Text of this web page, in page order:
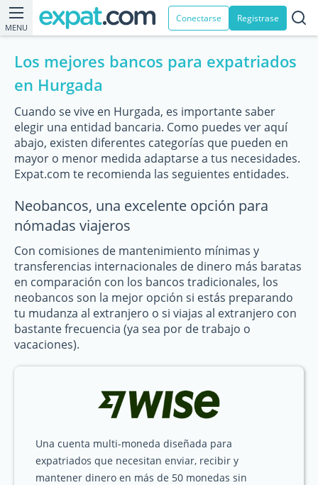
MENU
Conectarse Registrase
Los mejores bancos para expatriados
en Hurgada
Cuando se vive en Hurgada, es importante saber
elegir una entidad bancaria. Como puedes ver aquí
abajo, existen diferentes categorías que pueden en
mayor o menor medida adaptarse a tus necesidades.
Expat.com te recomienda las seguientes entidades.
Neobancos, una excelente opción para
nómadas viajeros
Con comisiones de mantenimiento mínimas y
transferencias internacionales de dinero más baratas
en comparación con los bancos tradicionales, los
neobancos son la mejor opción si estás preparando
tu mudanza al extranjero o si viajas al extranjero con
bastante frecuencia (ya sea por de trabajo o
vacaciones).
Una cuenta multi-moneda diseñada para
expatriados que necesitan enviar, recibir y
mantener dinero en más de 50 monedas sin